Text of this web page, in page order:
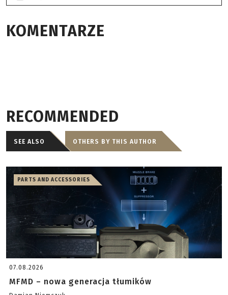
KOMENTARZE
RECOMMENDED
SEE ALSO OTHERS BY THIS AUTHOR
PARTS AND ACCESSORIES
07.08.2026
MFMD – nowa generacja tłumików